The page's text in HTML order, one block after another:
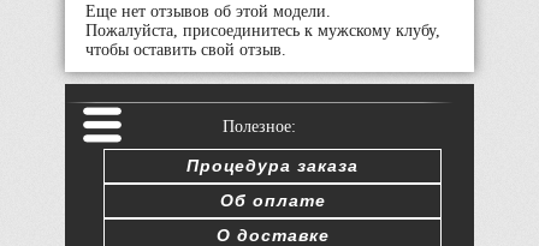
Еще нет отзывов об этой модели.
Пожалуйста, присоединитесь к мужскому клубу,
чтобы оставить свой отзыв.
Полезное:
Процедура заказа
Об оплате
О доставке